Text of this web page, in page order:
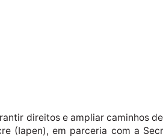
direitos e ampliar caminhos
(Iapen), em parceria com a